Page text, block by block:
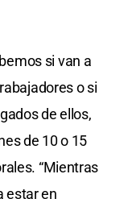
si van a
o si
de ellos,
de 10 o 15
“Mientras
estar en